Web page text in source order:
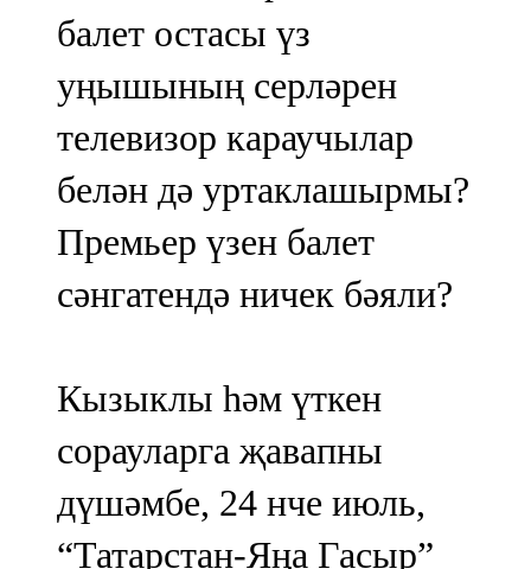
балет остасы үз
уңышының серләрен
телевизор караучылар
белән дә уртаклашырмы?
Премьер үзен балет
сәнгатендә ничек бәяли?
Кызыклы һәм үткен
сорауларга җавапны
дүшәмбе, 24 нче июль,
“Татарстан-Яңа Гасыр”